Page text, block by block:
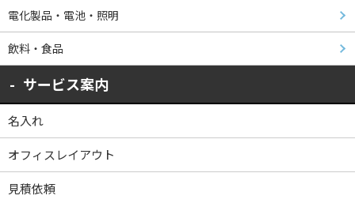
電化製品・電池・照明
飲料・食品
サービス案内
名入れ
オフィスレイアウト
見積依頼